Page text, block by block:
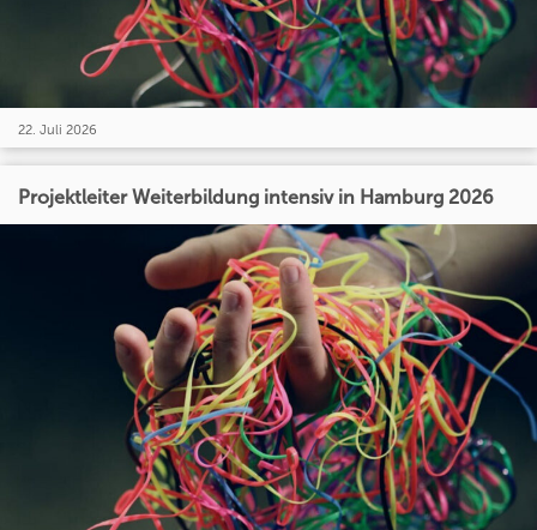
22. Juli 2026
Projektleiter Weiterbildung intensiv in Hamburg 2026